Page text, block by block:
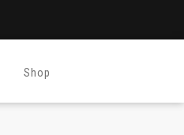
Shop